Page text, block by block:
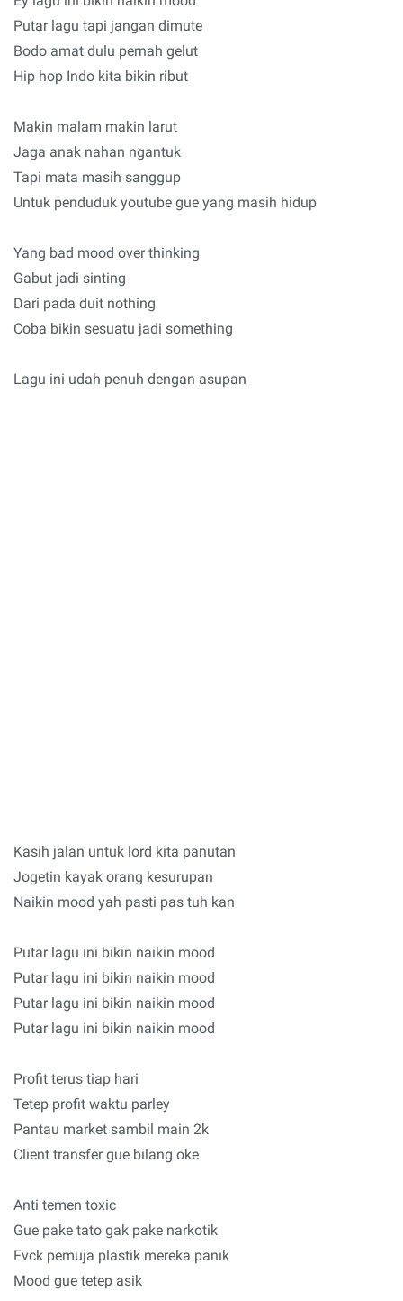
Putar lagu tapi jangan dimute
Bodo amat dulu pernah gelut
Hip hop Indo kita bikin ribut
Makin malam makin larut
Jaga anak nahan ngantuk
Tapi mata masih sanggup
Untuk penduduk youtube gue yang masih hidup
Yang bad mood over thinking
Gabut jadi sinting
Dari pada duit nothing
Coba bikin sesuatu jadi something
Lagu ini udah penuh dengan asupan
Kasih jalan untuk lord kita panutan
Jogetin kayak orang kesurupan
Naikin mood yah pasti pas tuh kan
Putar lagu ini bikin naikin mood
Putar lagu ini bikin naikin mood
Putar lagu ini bikin naikin mood
Putar lagu ini bikin naikin mood
Profit terus tiap hari
Tetep profit waktu parley
Pantau market sambil main 2k
Client transfer gue bilang oke
Anti temen toxic
Gue pake tato gak pake narkotik
Fvck pemuja plastik mereka panik
Mood gue tetep asik